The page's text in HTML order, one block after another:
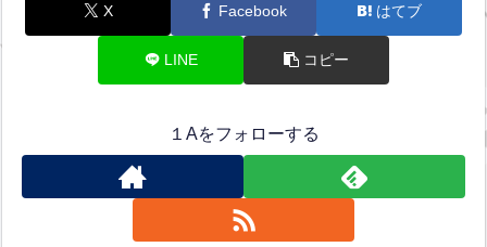
X Facebook はてブ
LINE コピー
１Aをフォローする